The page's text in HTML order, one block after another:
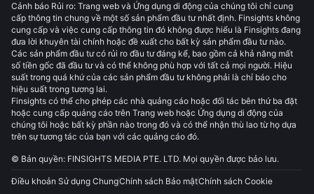
Cảnh báo Rủi ro: Trang web và Ứng dụng di động của chúng tôi chỉ cung
cấp thông tin chung về một số sản phẩm đầu tư nhất định. Finsights không
cung cấp và việc cung cấp thông tin đó không được hiểu là Finsights đang
đưa lời khuyên tài chính hoặc đề xuất cho bất kỳ sản phẩm đầu tư nào.
Các sản phẩm đầu tư có rủi ro đầu tư đáng kể, bao gồm cả khả năng mất
số tiền gốc đã đầu tư và có thể không phù hợp với tất cả mọi người. Hiệu
suất trong quá khứ của các sản phẩm đầu tư không phải là chỉ báo cho
hiệu suất trong tương lai.
Finsights có thể cho phép các nhà quảng cáo hoặc đối tác bên thứ ba đặt
hoặc cung cấp quảng cáo trên Trang web hoặc Ứng dụng di động của
chúng tôi hoặc bất kỳ phần nào trong đó và có thể nhận thù lao từ họ dựa
trên sự tương tác của bạn với các quảng cáo đó.
© Bản quyền: FINSIGHTS MEDIA PTE. LTD. Mọi quyền được bảo lưu.
Điều khoản Sử dụng ChungChính sách Bảo mậtChính sách Cookie